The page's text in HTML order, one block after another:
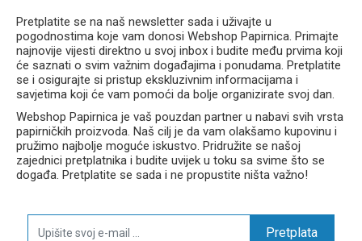
Pretplatite se na naš newsletter sada i uživajte u
pogodnostima koje vam donosi Webshop Papirnica. Primajte
najnovije vijesti direktno u svoj inbox i budite među prvima koji
će saznati o svim važnim događajima i ponudama. Pretplatite
se i osigurajte si pristup ekskluzivnim informacijama i
savjetima koji će vam pomoći da bolje organizirate svoj dan.
Webshop Papirnica je vaš pouzdan partner u nabavi svih vrsta
papirničkih proizvoda. Naš cilj je da vam olakšamo kupovinu i
pružimo najbolje moguće iskustvo. Pridružite se našoj
zajednici pretplatnika i budite uvijek u toku sa svime što se
događa. Pretplatite se sada i ne propustite ništa važno!
Pretplata